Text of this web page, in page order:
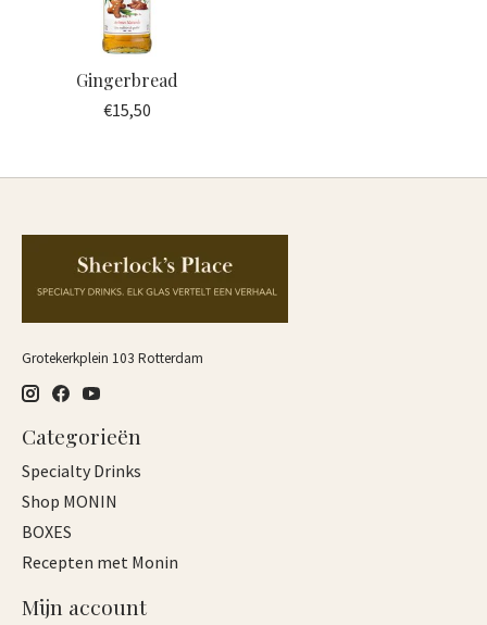
Gingerbread
€15,50
Grotekerkplein 103 Rotterdam
Categorieën
Specialty Drinks
Shop MONIN
BOXES
Recepten met Monin
Mijn account